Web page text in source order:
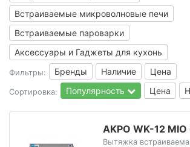
Встраиваемые микроволновые печи
Встраиваемые пароварки
Аксессуары и Гаджеты для кухонь
Фильтры: Бренды Наличие Цена
Сортировка: Популярность Цена
AKPO WK-12
Вытяжка